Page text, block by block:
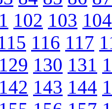
102 103 104
116 117
129 130 131
142 143 144